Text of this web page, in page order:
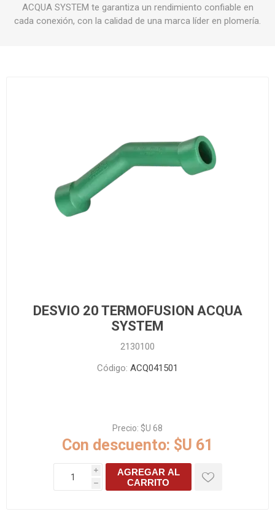
ACQUA SYSTEM te garantiza un rendimiento confiable en
cada conexión, con la calidad de una marca líder en plomería.
DESVIO 20 TERMOFUSION ACQUA
SYSTEM
2130100
Código: ACQ041501
Precio: $U 68
Con descuento: $U 61
i
h
AGREGAR AL
CARRITO